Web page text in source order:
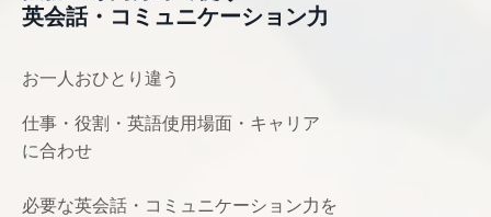
英会話・コミュニケーション力
お一人おひとり違う
仕事・役割・英語使用場面・キャリア
に合わせ
必要な英会話・コミュニケーション力を